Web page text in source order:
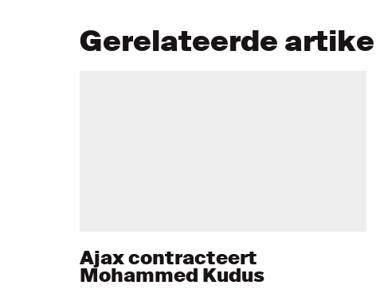
Gerelateerde
Ajax contracteert
Mohammed Kudus